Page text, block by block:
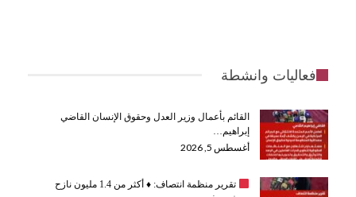
فعاليات وانشطة
القائم بأعمال وزير العدل وحقوق الإنسان القاضي
إبراهيم…
أغسطس 5, 2026
تقرير منظمة انتصاف: ♦️
أكثر من 1.4 مليون نازح